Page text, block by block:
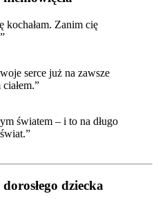
kochałam. Zanim cię
serce już na zawsze
światem – i to na długo
dziecka